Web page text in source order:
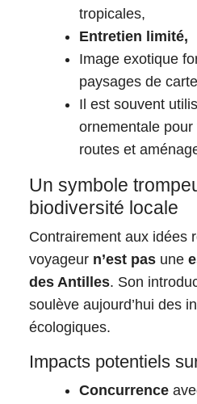
tropicales,
Entretien limité,
Image exotique
paysages de
Il est souvent
ornementale
routes et
Un symbole
biodiversité locale
Contrairement aux idées
voyageur n’est pas une
des Antilles. Son
soulève aujourd’hui des
écologiques.
Impacts potentiels
Concurrence